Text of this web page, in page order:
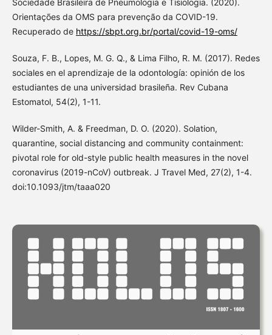
Sociedade Brasileira de Pneumologia e Tisiologia. (2020).
Orientações da OMS para prevenção da COVID-19.
Recuperado de https://sbpt.org.br/portal/covid-19-oms/
Souza, F. B., Lopes, M. G. Q., & Lima Filho, R. M. (2017). Redes
sociales en el aprendizaje de la odontología: opinión de los
estudiantes de una universidad brasileña. Rev Cubana
Estomatol, 54(2), 1-11.
Wilder-Smith, A. & Freedman, D. O. (2020). Solation,
quarantine, social distancing and community containment:
pivotal role for old-style public health measures in the novel
coronavirus (2019-nCoV) outbreak. J Travel Med, 27(2), 1-4.
doi:10.1093/jtm/taaa020